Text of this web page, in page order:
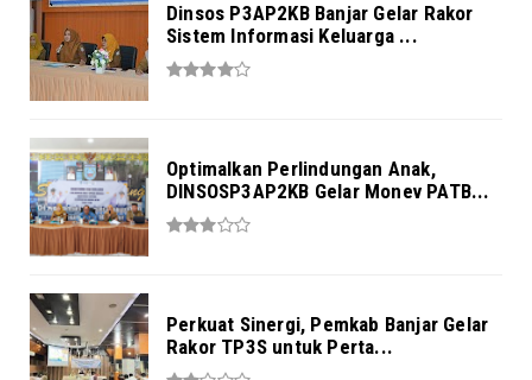
Dinsos P3AP2KB Banjar Gelar Rakor
Sistem Informasi Keluarga ...
Optimalkan Perlindungan Anak,
DINSOSP3AP2KB Gelar Monev PATB...
Perkuat Sinergi, Pemkab Banjar Gelar
Rakor TP3S untuk Perta...